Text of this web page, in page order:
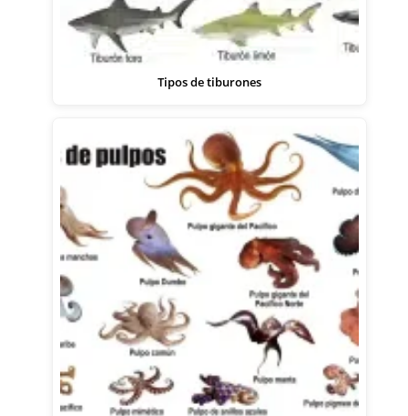
Tipos de tiburones